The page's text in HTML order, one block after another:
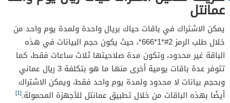
عمانتل
يمكن الاشتراك في باقات حياك بريال واحدة ولمدة يوم واحد من
خلال طلب الرمز 2#*1*666*، حيث يكون حجم البيانات في هذه
الباقة غير محدود، وتكون مدة صلاحيتها ثلاث ساعات فقط، كما
تتوفر عدة باقات يومية أخرى منها ما هو بتكلفة 3 ريال عماني
وبحجم بيانات لا محدود ولمدة يوم واحد فقط، ويمكن الاشتراك
أيضًا بهذه الباقات من خلال تطبيق عمانتل للأجهزة المحمولة.[1]